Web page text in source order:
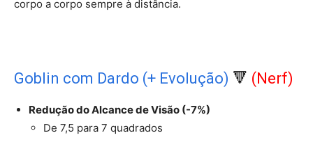
corpo a corpo sempre à distância.
Goblin com Dardo (+ Evolução) 🔻 (Nerf)
Redução do Alcance de Visão (-7%)
De 7,5 para 7 quadrados